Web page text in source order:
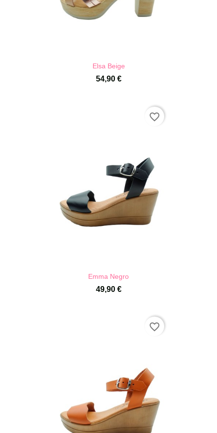
Elsa Beige
54,90 €
Emma Negro
49,90 €
favorite_border
favorite_border